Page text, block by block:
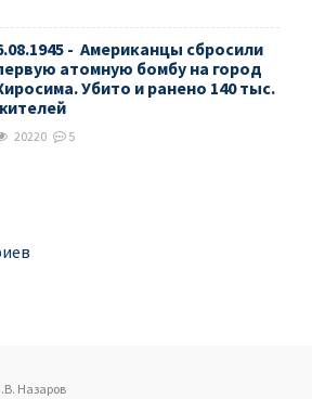
- Американцы сбросили
атомную бомбу на город
Убито и ранено 140 тыс.
20220 5
Назаров